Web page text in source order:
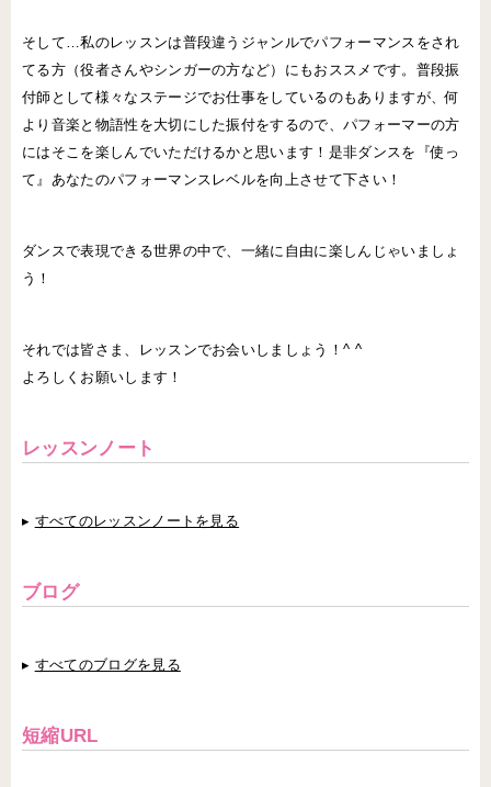
そして…私のレッスンは普段違うジャンルでパフォーマンスをされ
てる方（役者さんやシンガーの方など）にもおススメです。普段振
付師として様々なステージでお仕事をしているのもありますが、何
より音楽と物語性を大切にした振付をするので、パフォーマーの方
にはそこを楽しんでいただけるかと思います！是非ダンスを『使っ
て』あなたのパフォーマンスレベルを向上させて下さい！
ダンスで表現できる世界の中で、一緒に自由に楽しんじゃいましょ
う！
それでは皆さま、レッスンでお会いしましょう！^ ^
よろしくお願いします！
レッスンノート
▸ すべてのレッスンノートを見る
ブログ
▸ すべてのブログを見る
短縮URL